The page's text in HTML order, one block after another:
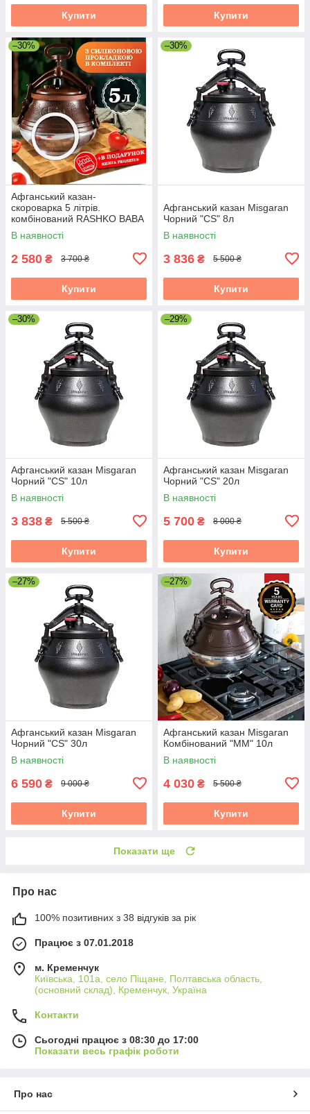
Купити Купити
–30%
Афганський казан-
скороварка 5 літрів.
комбінований RASHKO BABA
В наявності
2 580 ₴ 3 700 ₴
Купити
–30%
Афганський казан Misgaran
Чорний "CS" 8л
В наявності
3 836 ₴ 5 500 ₴
Купити
–30%
Афганський казан Misgaran
Чорний "CS" 10л
В наявності
3 838 ₴ 5 500 ₴
Купити
–29%
Афганський казан Misgaran
Чорний "CS" 20л
В наявності
5 700 ₴ 8 000 ₴
Купити
–27%
Афганський казан Misgaran
Чорний "CS" 30л
В наявності
6 590 ₴ 9 000 ₴
Купити
–27%
Афганський казан Misgaran
Комбінований "ММ" 10л
В наявності
4 030 ₴ 5 500 ₴
Купити
Показати ще
Про нас
100% позитивних з 38 відгуків за рік
Працює з 07.01.2018
м. Кременчук
Київська, 101а, село Піщане, Полтавська область,
(основний склад), Кременчук, Україна
Контакти
Сьогодні працює з 08:30 до 17:00
Показати весь графік роботи
Про нас